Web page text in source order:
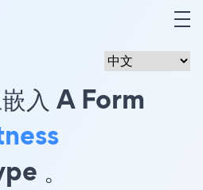
入 A Form
。